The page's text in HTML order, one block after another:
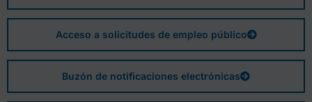
Acceso a solicitudes de empleo público
Buzón de notificaciones electrónicas